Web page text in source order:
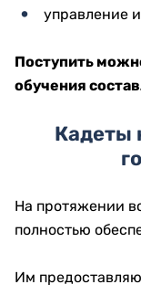
управление
Поступить
обучения
Кадеты
На протяжении
полностью
Им